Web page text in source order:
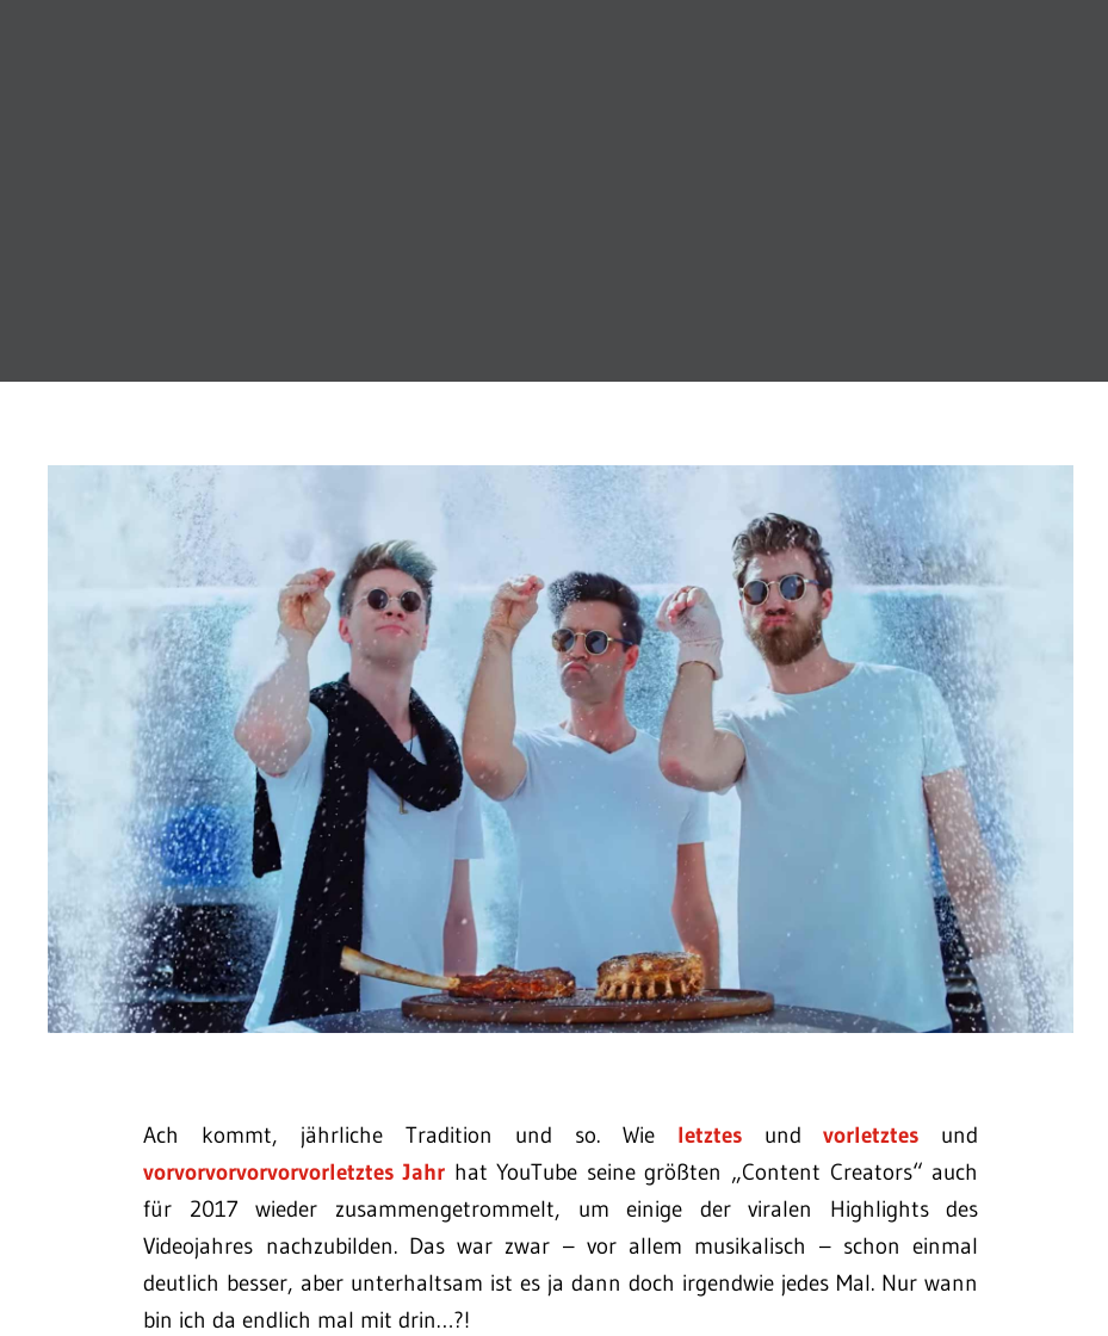
Ach kommt, jährliche Tradition und so. Wie letztesundvorletztes und
vorvorvorvorvorvorletztes Jahrhat YouTube seine größten „Content Creators“ auch
für 2017 wieder zusammengetrommelt, um einige der viralen Highlights des
Videojahres nachzubilden. Das war zwar – vor allem musikalisch – schon einmal
deutlich besser, aber unterhaltsam ist es ja dann doch irgendwie jedes Mal. Nur wann
bin ich da endlich mal mit drin…?!